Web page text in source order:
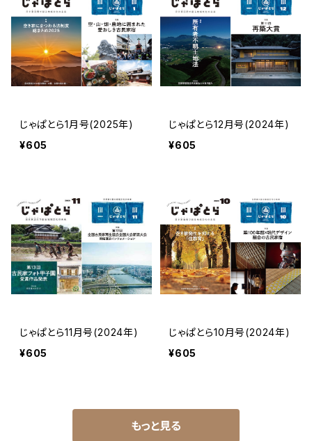
じゃぱとら1月号(2025年)
¥605
じゃぱとら12月号(2024年)
¥605
じゃぱとら11月号(2024年)
¥605
じゃぱとら10月号(2024年)
¥605
もっと見る